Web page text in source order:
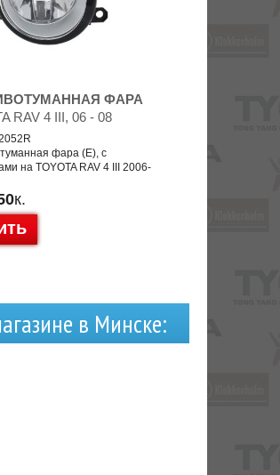
ФАРА
RAV 4 III, 06 - 08
фара (E), с
на TOYOTA RAV 4 III 2006-
к.
в Минске: